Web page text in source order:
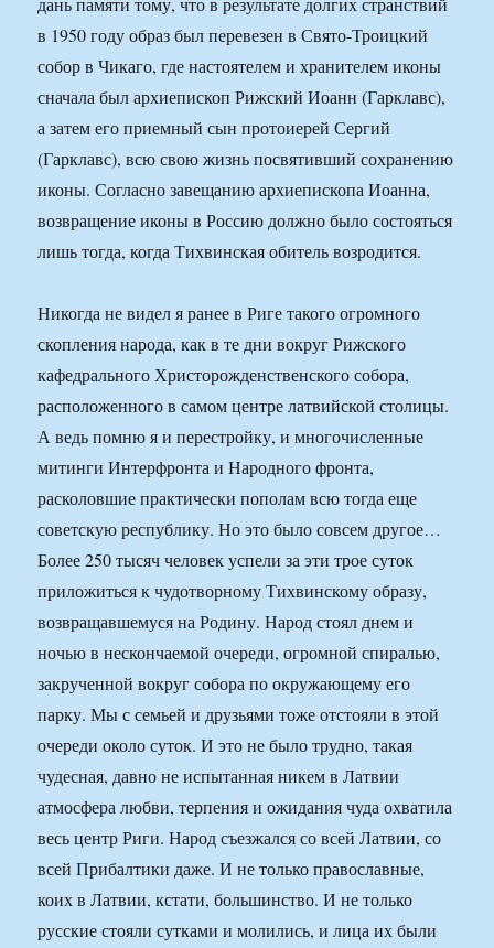
в 1950 году образ был перевезен в Свято-Троицкий
собор в Чикаго, где настоятелем и хранителем иконы
сначала был архиепископ Рижский Иоанн (Гарклавс),
а затем его приемный сын протоиерей Сергий
(Гарклавс), всю свою жизнь посвятивший сохранению
иконы. Согласно завещанию архиепископа Иоанна,
возвращение иконы в Россию должно было состояться
лишь тогда, когда Тихвинская обитель возродится.
Никогда не видел я ранее в Риге такого огромного
скопления народа, как в те дни вокруг Рижского
кафедрального Христорожденственского собора,
расположенного в самом центре латвийской столицы.
А ведь помню я и перестройку, и многочисленные
митинги Интерфронта и Народного фронта,
расколовшие практически пополам всю тогда еще
советскую республику. Но это было совсем другое…
Более 250 тысяч человек успели за эти трое суток
приложиться к чудотворному Тихвинскому образу,
возвращавшемуся на Родину. Народ стоял днем и
ночью в нескончаемой очереди, огромной спиралью,
закрученной вокруг собора по окружающему его
парку. Мы с семьей и друзьями тоже отстояли в этой
очереди около суток. И это не было трудно, такая
чудесная, давно не испытанная никем в Латвии
атмосфера любви, терпения и ожидания чуда охватила
весь центр Риги. Народ съезжался со всей Латвии, со
всей Прибалтики даже. И не только православные,
коих в Латвии, кстати, большинство. И не только
русские стояли сутками и молились, и лица их были